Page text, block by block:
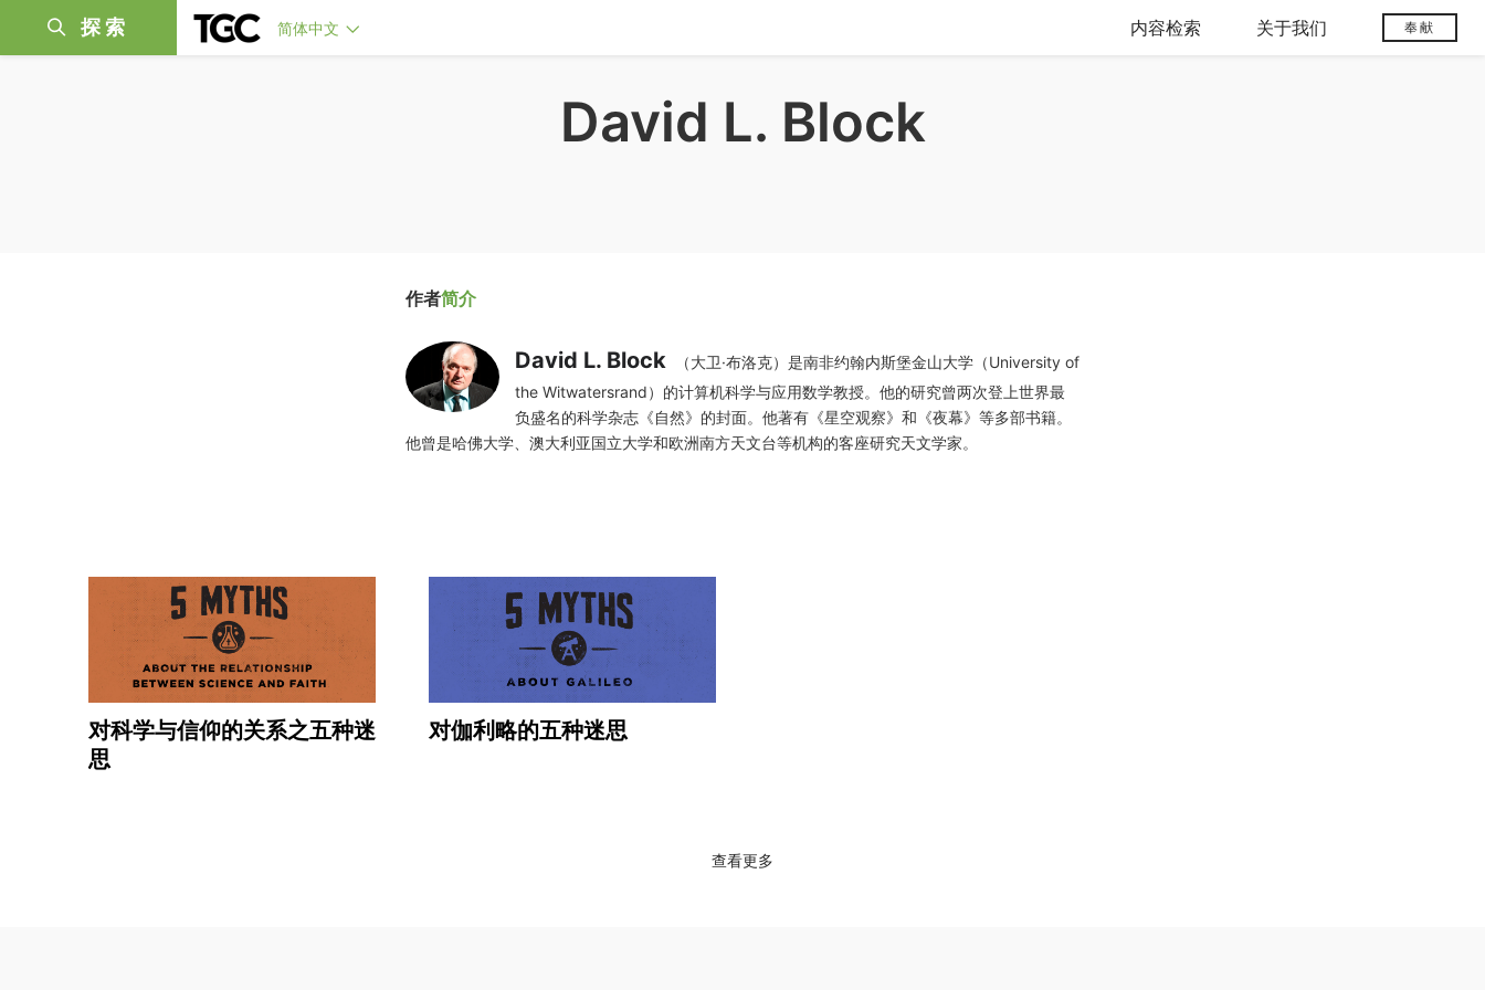
探索 简体中文 内容检索 关于我们 奉献
David L. Block
作者简介
David L. Block
（大卫·布洛克）是南非约翰内斯堡金山大学（University of
the Witwatersrand）的计算机科学与应用数学教授。他的研究曾两次登上世界最
负盛名的科学杂志《自然》的封面。他著有《星空观察》和《夜幕》等多部书籍。
他曾是哈佛大学、澳大利亚国立大学和欧洲南方天文台等机构的客座研究天文学家。
对科学与信仰的关系之五种迷
思
对伽利略的五种迷思
查看更多